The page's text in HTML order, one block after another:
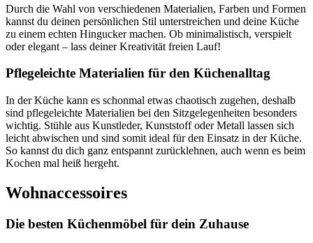
Durch die Wahl von verschiedenen Materialien, Farben und Formen
kannst du deinen persönlichen Stil unterstreichen und deine Küche
zu einem echten Hingucker machen. Ob minimalistisch, verspielt
oder elegant – lass deiner Kreativität freien Lauf!
Pflegeleichte Materialien für den Küchenalltag
In der Küche kann es schonmal etwas chaotisch zugehen, deshalb
sind pflegeleichte Materialien bei den Sitzgelegenheiten besonders
wichtig. Stühle aus Kunstleder, Kunststoff oder Metall lassen sich
leicht abwischen und sind somit ideal für den Einsatz in der Küche.
So kannst du dich ganz entspannt zurücklehnen, auch wenn es beim
Kochen mal heiß hergeht.
Wohnaccessoires
Die besten Küchenmöbel für dein Zuhause